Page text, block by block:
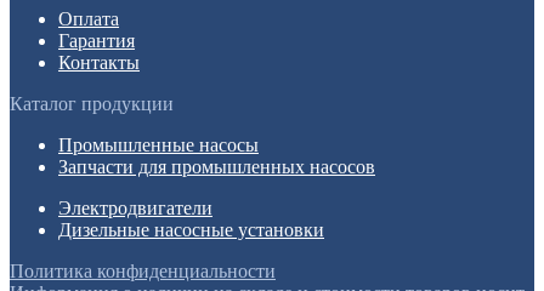
Оплата
Гарантия
Контакты
Каталог продукции
Промышленные насосы
Запчасти для промышленных насосов
Электродвигатели
Дизельные насосные установки
Политика конфиденциальности